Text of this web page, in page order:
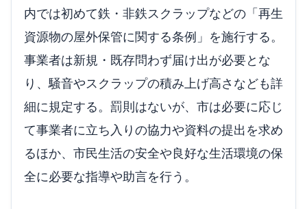
内では初めて鉄・非鉄スクラップなどの「再生
資源物の屋外保管に関する条例」を施行する。
事業者は新規・既存問わず届け出が必要とな
り、騒音やスクラップの積み上げ高さなども詳
細に規定する。罰則はないが、市は必要に応じ
て事業者に立ち入りの協力や資料の提出を求め
るほか、市民生活の安全や良好な生活環境の保
全に必要な指導や助言を行う。